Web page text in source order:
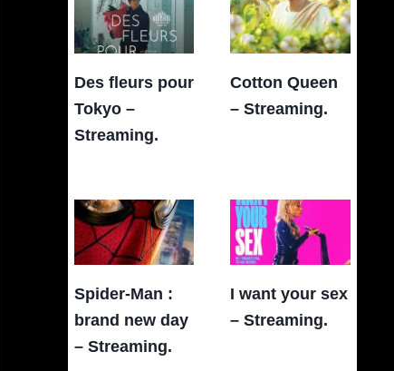
Des fleurs pour
Tokyo –
Streaming.
Cotton Queen
– Streaming.
Spider-Man :
brand new day
– Streaming.
I want your sex
– Streaming.